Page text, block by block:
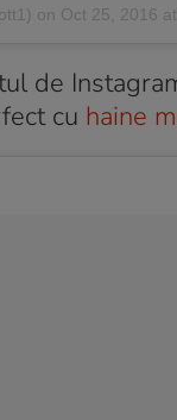
on Oct 25, 2016
de
cu haine